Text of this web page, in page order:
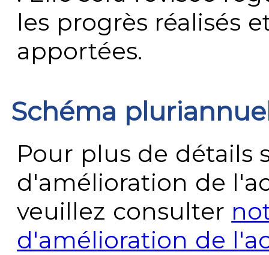
les progrès réalisés
apportées.
Schéma
Pour plus de détails
d'amélioration de
veuillez consulter
d'amélioration de